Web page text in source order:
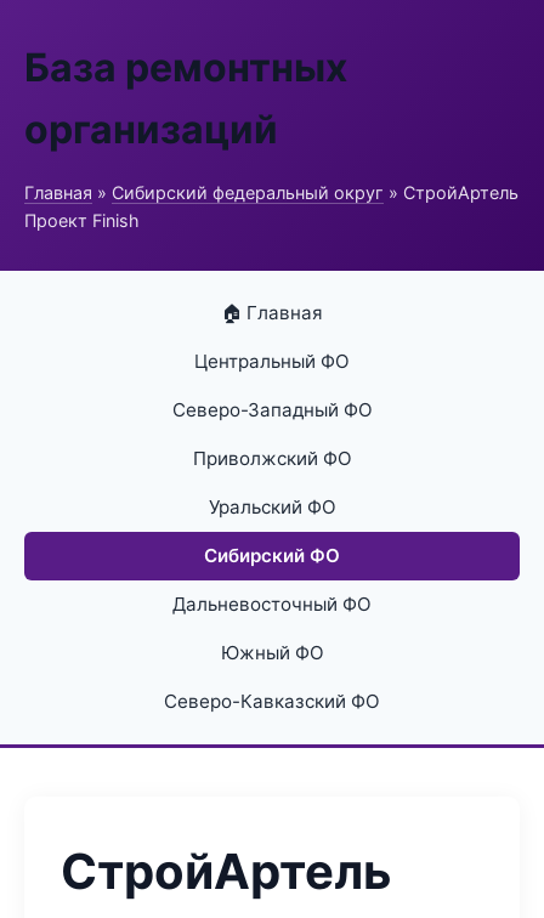
База ремонтных
организаций
Главная » Сибирский федеральный округ » СтройАртель
Проект Finish
🏠 Главная
Центральный ФО
Северо-Западный ФО
Приволжский ФО
Уральский ФО
Сибирский ФО
Дальневосточный ФО
Южный ФО
Северо-Кавказский ФО
СтройАртель